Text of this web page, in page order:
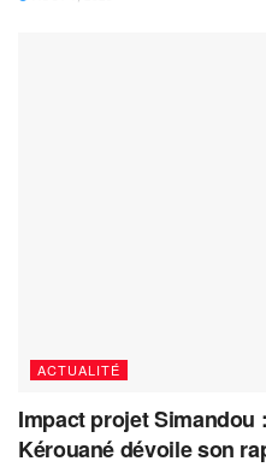
ACTUALITÉ
Impact projet Simandou
Kérouané dévoile son